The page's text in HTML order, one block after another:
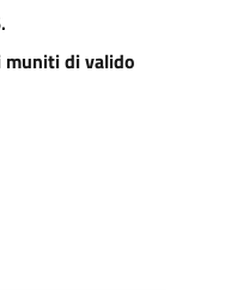
di valido